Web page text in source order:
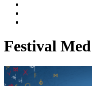
Festival